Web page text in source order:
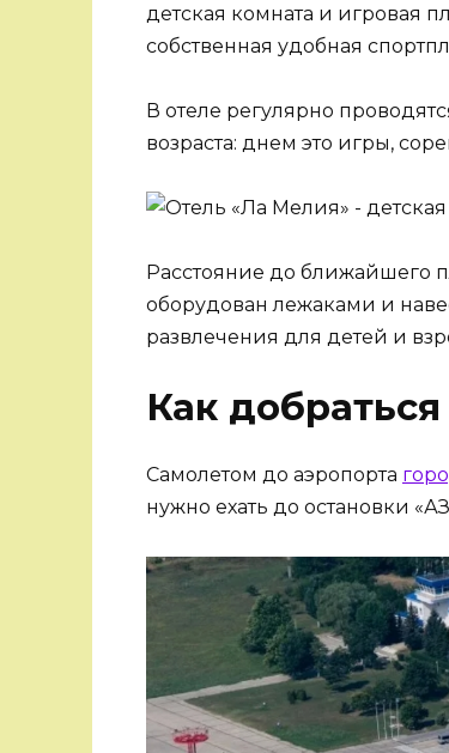
детская комната и игровая
собственная удобная
В отеле регулярно
возраста: днем это игры,
Расстояние до ближайшего
оборудован лежаками и
развлечения для детей и
Как
Самолетом до аэропорта
нужно ехать до остановки